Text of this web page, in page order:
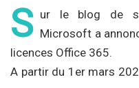
S ur le blog de
Microsoft a
licences Office 365.
A partir du 1er mars